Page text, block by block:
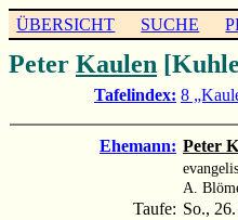
ÜBERSICHT SUCHE
Peter Kaulen
Tafelindex: 8
Ehemann: Peter
A.
Taufe: So.,